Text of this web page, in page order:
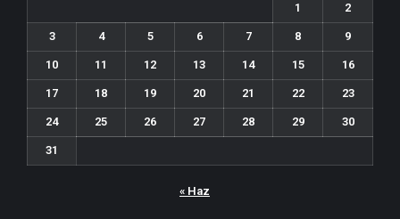
1 2
3 4 5 6 7 8 9
10 11 12 13 14 15 16
17 18 19 20 21 22 23
24 25 26 27 28 29 30
31
« Haz